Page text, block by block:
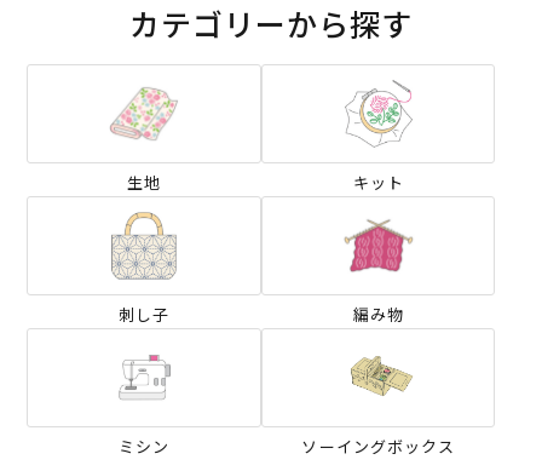
カテゴリーから探す
生地 キット
刺し子 編み物
ミシン ソーイングボックス